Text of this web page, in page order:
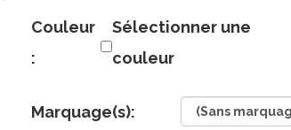
Couleur
:
Sélectionner une
couleur
Marquage(s):